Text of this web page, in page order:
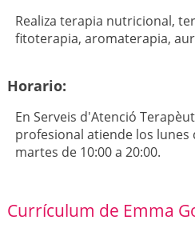
Realiza terapia nutricional,
fitoterapia, aromaterapia,
Horario:
En Serveis d'Atenció
profesional atiende los lunes
martes de 10:00 a 20:00.
Currículum de Emma